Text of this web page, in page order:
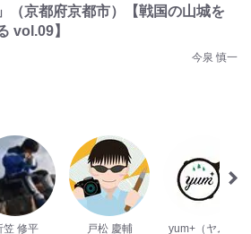
（京都府京都市）【戦国の山城を
vol.09】
今泉 慎一
笠 修平 戸松 慶輔 yum+（ヤム）